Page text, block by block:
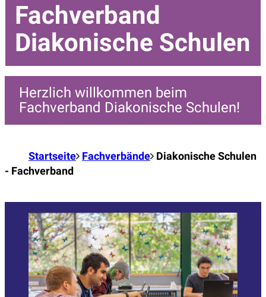
Fachverband
Diakonische Schulen
Herzlich willkommen beim
Fachverband Diakonische Schulen!
Startseite Fachverbände Diakonische Schulen
- Fachverband